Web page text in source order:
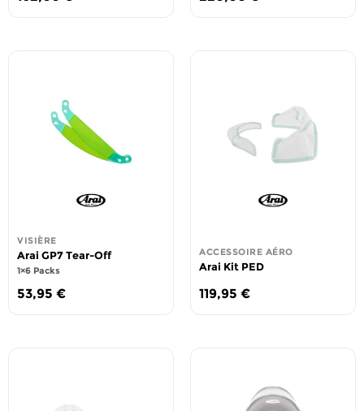
VISIÈRE
Arai GP7 Tear-Off
1×6 Packs
53,95 €
ACCESSOIRE AÉRO
Arai Kit PED
119,95 €